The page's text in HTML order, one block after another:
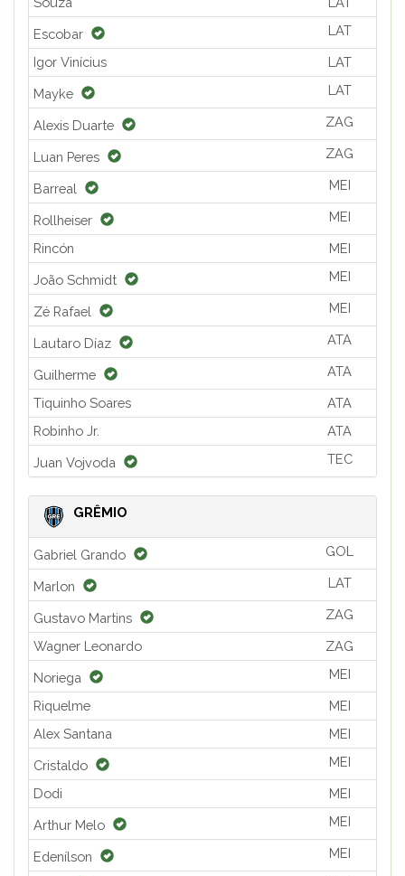
Escobar LAT
Igor Vinícius LAT
Mayke LAT
Alexis Duarte ZAG
Luan Peres ZAG
Barreal MEI
Rollheiser MEI
Rincón MEI
João Schmidt MEI
Zé Rafael MEI
Lautaro Díaz ATA
Guilherme ATA
Tiquinho Soares
ATA
Robinho Jr.
ATA
Juan Vojvoda TEC
GRÊMIO
Gabriel Grando GOL
Marlon LAT
Gustavo Martins ZAG
Wagner Leonardo ZAG
Noriega MEI
Riquelme
MEI
Alex Santana
MEI
Cristaldo MEI
Dodi MEI
Arthur Melo MEI
Edenílson MEI